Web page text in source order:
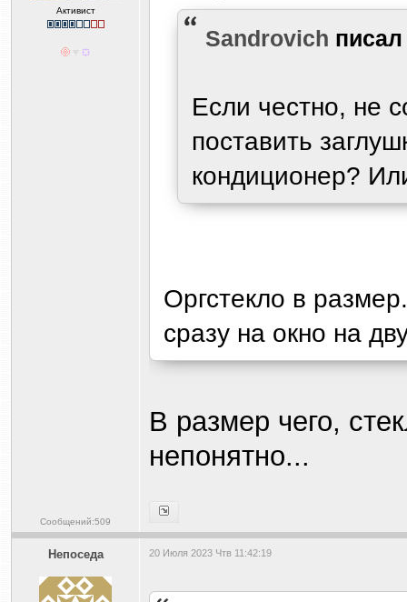
Активист
Сообщений:509
Sandrovich
Если честно, не
поставить
кондиционер?
Оргстекло в
сразу на окно на
В размер чего,
непонятно...
Непоседа 20 Июля 2023 Чтв 11:42:19